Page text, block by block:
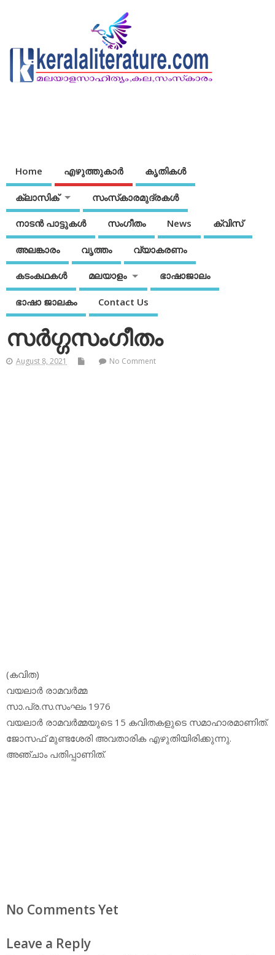
Home എഴുത്തുകാര്‍ കൃതികൾ
ക്ലാസിക് സംസ്‌കാരമുദ്രകള്‍
നാടന്‍ പാട്ടുകള്‍ സംഗീതം News ക്വിസ്
അലങ്കാരം വൃത്തം വ്യാകരണം
കടംകഥകള്‍ മലയാളം ഭാഷാജാലം
ഭാഷാ ജാലകം Contact Us
സര്‍ഗ്ഗസംഗീതം
August 8, 2021 No Comment
(കവിത)
വയലാര്‍ രാമവര്‍മ്മ
സാ.പ്ര.സ.സംഘം 1976
വയലാര്‍ രാമവര്‍മ്മയുടെ 15 കവിതകളുടെ സമാഹാരമാണിത്.
ജോസഫ് മുണ്ടശേരി അവതാരിക എഴുതിയിരിക്കുന്നു.
അഞ്ചാം പതിപ്പാണിത്.
No Comments Yet
Leave a Reply